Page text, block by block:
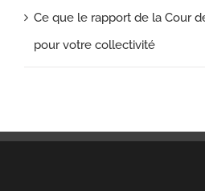
Ce que le rapport de la Cour
pour votre collectivité